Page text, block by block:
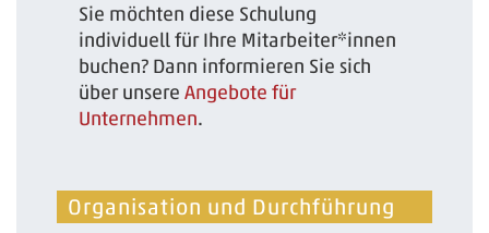
Sie möchten diese Schulung
individuell für Ihre Mitarbeiter*innen
buchen? Dann informieren Sie sich
über unsereAngebote für
Unternehmen.
Organisation und Durchführung